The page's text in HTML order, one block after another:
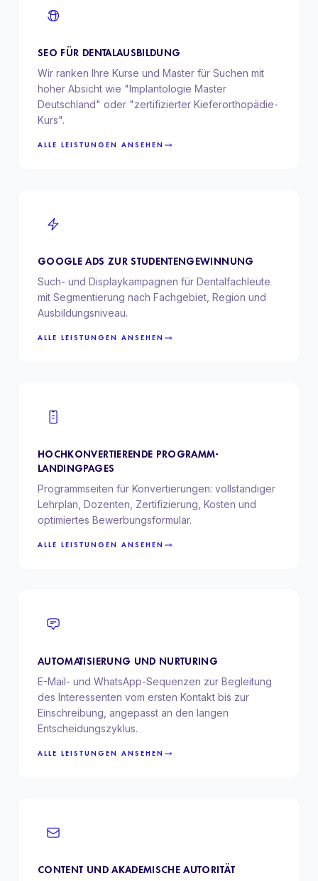
SEO FÜR DENTALAUSBILDUNG
Wir ranken Ihre Kurse und Master für Suchen mit
hoher Absicht wie "Implantologie Master
Deutschland" oder "zertifizierter Kieferorthopädie-
Kurs".
ALLE LEISTUNGEN ANSEHEN
GOOGLE ADS ZUR STUDENTENGEWINNUNG
Such- und Displaykampagnen für Dentalfachleute
mit Segmentierung nach Fachgebiet, Region und
Ausbildungsniveau.
ALLE LEISTUNGEN ANSEHEN
HOCHKONVERTIERENDE PROGRAMM-
LANDINGPAGES
Programmseiten für Konvertierungen: vollständiger
Lehrplan, Dozenten, Zertifizierung, Kosten und
optimiertes Bewerbungsformular.
ALLE LEISTUNGEN ANSEHEN
AUTOMATISIERUNG UND NURTURING
E-Mail- und WhatsApp-Sequenzen zur Begleitung
des Interessenten vom ersten Kontakt bis zur
Einschreibung, angepasst an den langen
Entscheidungszyklus.
ALLE LEISTUNGEN ANSEHEN
CONTENT UND AKADEMISCHE AUTORITÄT